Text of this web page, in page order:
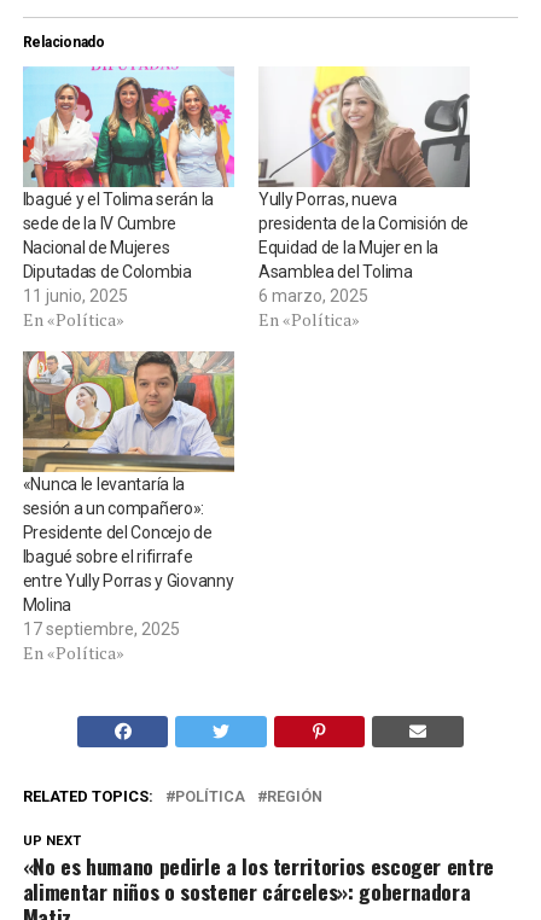
Relacionado
Ibagué y el Tolima serán la
sede de la IV Cumbre
Nacional de Mujeres
Diputadas de Colombia
11 junio, 2025
En «Política»
Yully Porras, nueva
presidenta de la Comisión de
Equidad de la Mujer en la
Asamblea del Tolima
6 marzo, 2025
En «Política»
«Nunca le levantaría la
sesión a un compañero»:
Presidente del Concejo de
Ibagué sobre el rifirrafe
entre Yully Porras y Giovanny
Molina
17 septiembre, 2025
En «Política»
RELATED TOPICS: POLÍTICA REGIÓN
UP NEXT
«No es humano pedirle a los territorios escoger entre
alimentar niños o sostener cárceles»: gobernadora